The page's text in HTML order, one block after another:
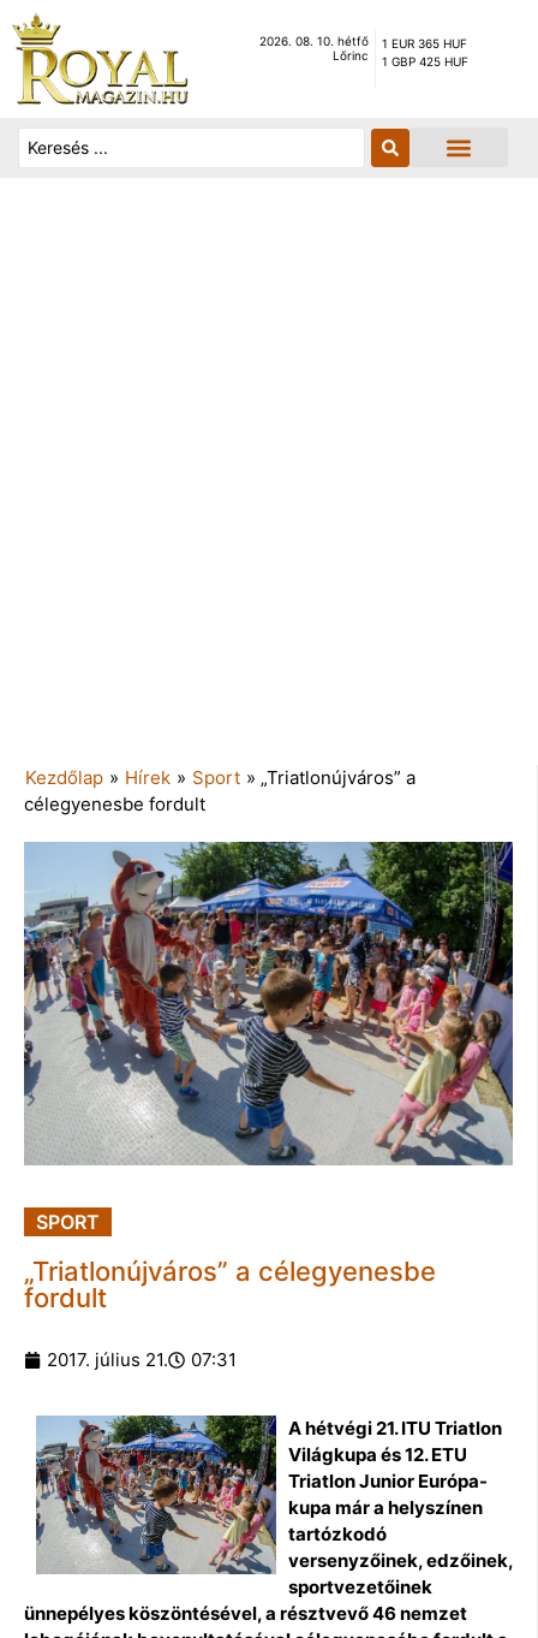
2026. 08. 10. hétfő
Lőrinc
1 EUR 365 HUF
1 GBP 425 HUF
Kezdőlap » Hírek » Sport » „Triatlonújváros” a
célegyenesbe fordult
SPORT
„Triatlonújváros” a célegyenesbe
fordult
2017. július 21. 07:31
A hétvégi 21. ITU Triatlon
Világkupa és 12. ETU
Triatlon Junior Európa-
kupa már a helyszínen
tartózkodó
versenyzőinek, edzőinek,
sportvezetőinek
ünnepélyes köszöntésével, a résztvevő 46 nemzet